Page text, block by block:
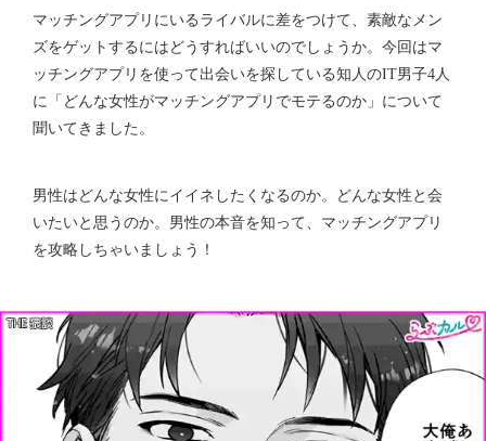
マッチングアプリにいるライバルに差をつけて、素敵なメン
ズをゲットするにはどうすればいいのでしょうか。今回はマ
ッチングアプリを使って出会いを探している知人のIT男子4人
に「どんな女性がマッチングアプリでモテるのか」について
聞いてきました。
男性はどんな女性にイイネしたくなるのか。どんな女性と会
いたいと思うのか。男性の本音を知って、マッチングアプリ
を攻略しちゃいましょう！